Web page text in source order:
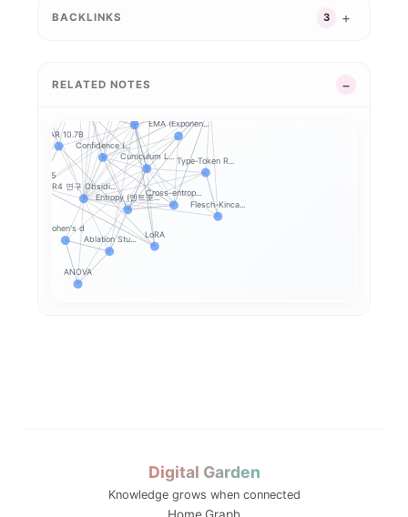
BACKLINKS 3
RELATED NOTES
R4 연구 Obsidi...
ANOVA
Ablation Stu...
Cohen's d
Confidence (...
Cross-entrop...
Curriculum L...
EMA (Exponen...
Entropy (엔트로...
Flesch-Kinca...
HumanEval
KoBEST
LoRA
Qwen2.5
SOLAR 10.7B
Type-Token R...
Digital Garden
Knowledge grows when connected